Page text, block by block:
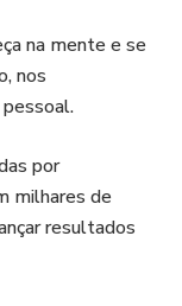
na mente e se
nos
por
milhares de
resultados